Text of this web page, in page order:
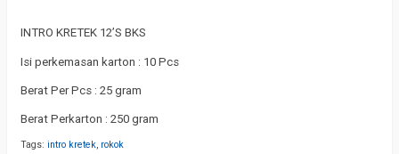
INTRO KRETEK 12’S BKS
Isi perkemasan karton : 10 Pcs
Berat Per Pcs : 25 gram
Berat Perkarton : 250 gram
Tags: intro kretek, rokok